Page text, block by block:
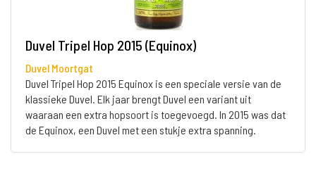
Duvel Tripel Hop 2015 (Equinox)
Duvel Moortgat
Duvel Tripel Hop 2015 Equinox is een speciale versie van de
klassieke Duvel. Elk jaar brengt Duvel een variant uit
waaraan een extra hopsoort is toegevoegd. In 2015 was dat
de Equinox, een Duvel met een stukje extra spanning.